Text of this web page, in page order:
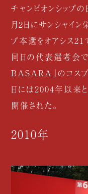
チャンピオンシップ
月2日にサンシャイン
プ本選をオアシス21
同日の代表選考会
BASARA」のコス
日には2004年以来
開催された。
2010年